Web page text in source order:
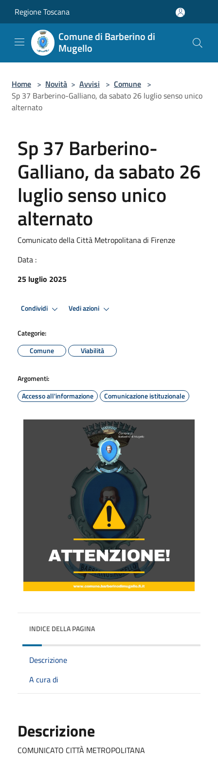
Regione Toscana
Comune di Barberino di
Mugello
Home > Novità > Avvisi > Comune >
Sp 37 Barberino-Galliano, da sabato 26 luglio senso unico
alternato
Sp 37 Barberino-
Galliano, da sabato 26
luglio senso unico
alternato
Comunicato della Città Metropolitana di Firenze
Data :
25 luglio 2025
Condividi Vedi azioni
Categorie:
Comune
Viabilità
Argomenti:
Accesso all'informazione
Comunicazione istituzionale
INDICE DELLA PAGINA
Descrizione
A cura di
Descrizione
COMUNICATO CITTÀ METROPOLITANA